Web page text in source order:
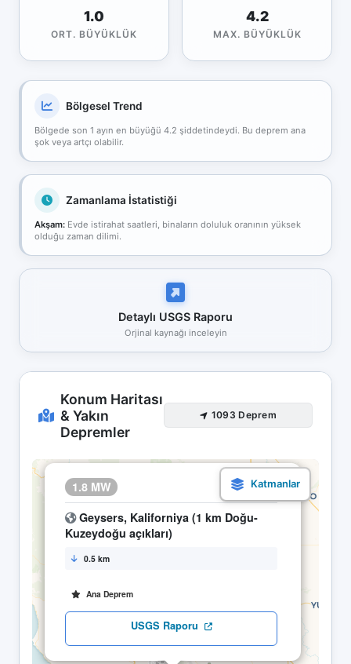
1.0
ORT. BÜYÜKLÜK
4.2
MAX. BÜYÜKLÜK
Bölgesel Trend
Bölgede son 1 ayın en büyüğü 4.2 şiddetindeydi. Bu deprem ana
şok veya artçı olabilir.
Zamanlama İstatistiği
Akşam: Evde istirahat saatleri, binaların doluluk oranının yüksek
olduğu zaman dilimi.
Detaylı USGS Raporu
Orjinal kaynağı inceleyin
Konum Haritası
& Yakın
Depremler
1093 Deprem
1.8 MW 10.05 19:39
Geysers, Kaliforniya (1 km Doğu-
Kuzeydoğu açıkları)
0.5 km
Ana Deprem
USGS Raporu
×